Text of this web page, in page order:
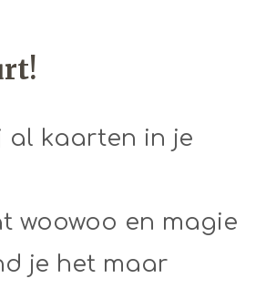
al kaarten in je
woowoo en magie
je het maar